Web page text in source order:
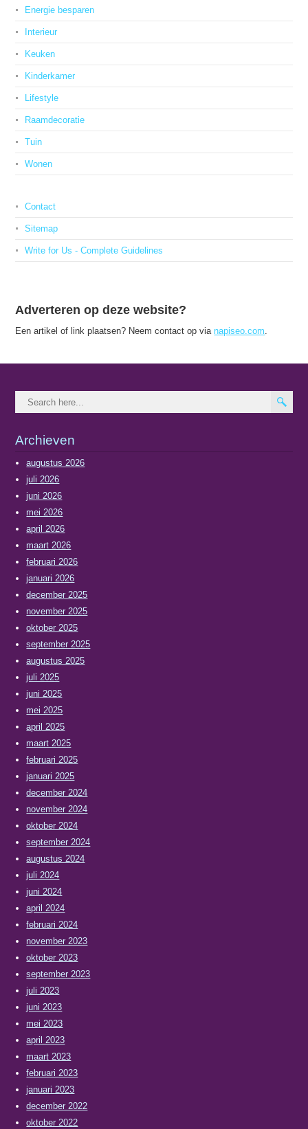
Energie besparen
Interieur
Keuken
Kinderkamer
Lifestyle
Raamdecoratie
Tuin
Wonen
Contact
Sitemap
Write for Us - Complete Guidelines
Adverteren op deze website?
Een artikel of link plaatsen? Neem contact op vianapiseo.com.
Archieven
augustus 2026
juli 2026
juni 2026
mei 2026
april 2026
maart 2026
februari 2026
januari 2026
december 2025
november 2025
oktober 2025
september 2025
augustus 2025
juli 2025
juni 2025
mei 2025
april 2025
maart 2025
februari 2025
januari 2025
december 2024
november 2024
oktober 2024
september 2024
augustus 2024
juli 2024
juni 2024
april 2024
februari 2024
november 2023
oktober 2023
september 2023
juli 2023
juni 2023
mei 2023
april 2023
maart 2023
februari 2023
januari 2023
december 2022
oktober 2022